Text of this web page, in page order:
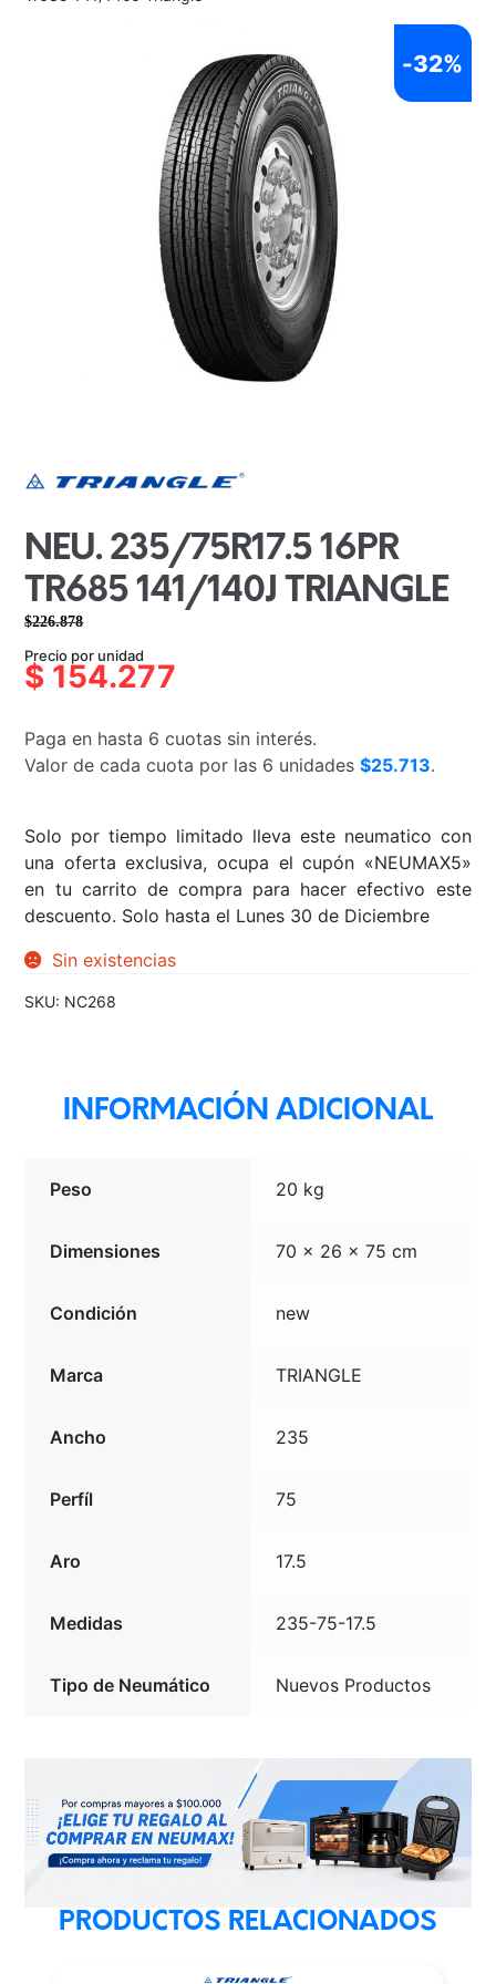
NEU. 235/75R17.5 16PR
TR685 141/140J TRIANGLE
$226.878
precio
original
$226.878.
precio
actual
$154.277.
Precio por unidad
$ 154.277
Paga en hasta 6 cuotas sin interés.
Valor de cada cuota por las 6 unidades$25.713.
-32%
Solo por tiempo limitado lleva este neumatico con
una oferta exclusiva, ocupa el cupón «NEUMAX5»
en tu carrito de compra para hacer efectivo este
descuento. Solo hasta el Lunes 30 de Diciembre
Sin existencias
SKU: NC268
INFORMACIÓN ADICIONAL
Peso 20 kg
Dimensiones 70 × 26 × 75 cm
Condición new
Marca TRIANGLE
Ancho 235
Perfíl 75
Aro 17.5
Medidas 235-75-17.5
Tipo de Neumático Nuevos Productos
PRODUCTOS RELACIONADOS